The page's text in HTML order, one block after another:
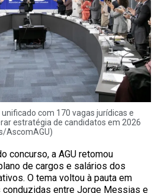
com 170 vagas jurídicas e
estratégia de candidatos em 2026
AscomAGU)
concurso, a AGU retomou
de cargos e salários dos
O tema voltou à pauta em
entre Jorge Messias e